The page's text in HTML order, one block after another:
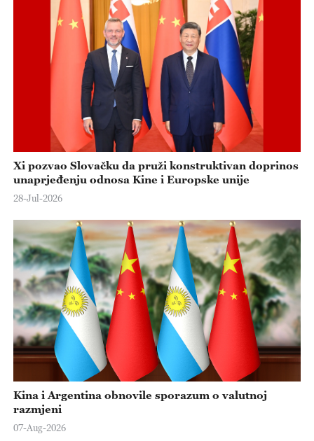
Xi pozvao Slovačku da pruži konstruktivan doprinos
unaprjeđenju odnosa Kine i Europske unije
28-Jul-2026
Kina i Argentina obnovile sporazum o valutnoj
razmjeni
07-Aug-2026